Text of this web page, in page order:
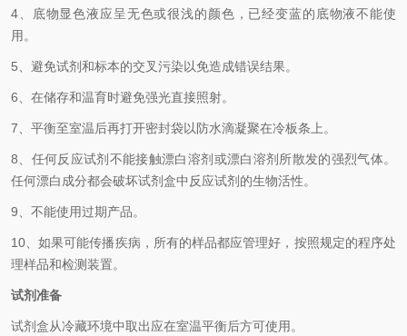
4、
底物显色液应呈无色或很浅的颜色，已经变蓝的底物液不能使
用。
5、 避免试剂和标本的交叉污染以免造成错误结果。
6、 在储存和温育时避免强光直接照射。
7、 平衡至室温后再打开密封袋以防水滴凝聚在冷板条上。
8、 任何反应试剂不能接触漂白溶剂或漂白溶剂所散发的强烈气体。
任何漂白成分都会破坏试剂盒中反应试剂的生物活性。
9、 不能使用过期产品。
10、如果可能传播疾病，所有的样品都应管理好，按照规定的程序处
理样品和检测装置。
试剂准备
试剂盒从冷藏环境中取出应在室温平衡后方可使用。